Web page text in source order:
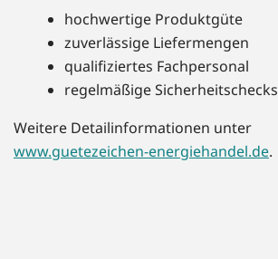
hochwertige Produktgüte
zuverlässige Liefermengen
qualifiziertes Fachpersonal
regelmäßige Sicherheitschecks
Weitere Detailinformationen unter
www.guetezeichen-energiehandel.de.